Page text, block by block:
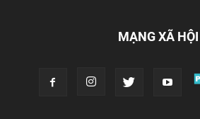
MẠNG XÃ HỘI